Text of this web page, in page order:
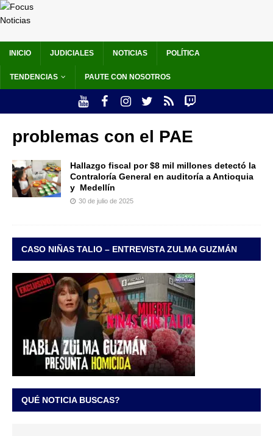
INICIO JUDICIALES NOTICIAS POLÍTICA
TENDENCIAS PAUTE CON NOSOTROS
problemas con el PAE
Hallazgo fiscal por $8 mil millones detectó la
Contraloría General en auditoría a Antioquia
y Medellín
30 de julio de 2025
CASO NIÑAS TALIO – ENTREVISTA ZULMA GUZMÁN
QUÉ NOTICIA BUSCAS?